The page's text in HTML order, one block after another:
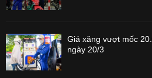
Giá xăng vượt mốc
ngày 20/3